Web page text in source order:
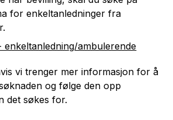
for enkeltanledninger fra
enkeltanledning/ambulerende
vi trenger mer informasjon for å
og følge den opp
det søkes for.